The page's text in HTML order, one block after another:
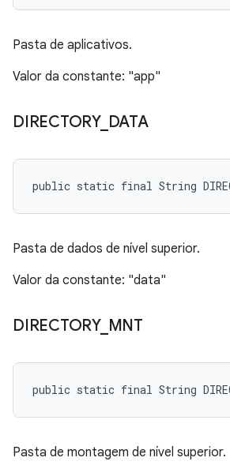
Pasta de aplicativos.
Valor da constante: "app"
DIRECTORY_ DATA
public static final String
Pasta de dados de nível superior.
Valor da constante: "data"
DIRECTORY_ MNT
public static final String
Pasta de montagem de nível superior.